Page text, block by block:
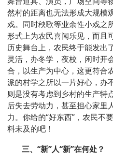
然村的距离也无法形成大规模
戏。同时秧歌等业余性小戏之
形式上为农民喜闻乐见，而且
历史舞台上，农民终于能发出
灵活，办冬学，夜校，闲时开
合，以生产为中心，这更符合
派的村学之所以一片好心，办
则是没有考虑到乡村的生产特
后失去劳动力，甚至担心家里
力。你给的“好东西”，农民不
料未及的吧！
三、“新”人“新”在何处？